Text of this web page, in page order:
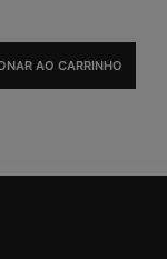
AO CARRINHO